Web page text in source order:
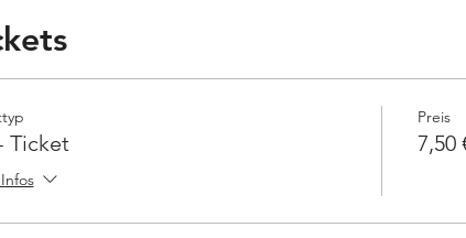
Ticket
Preis
7,50